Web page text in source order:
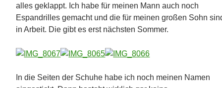
alles geklappt. Ich habe für meinen Mann auch noch
Espandrilles gemacht und die für meinen großen Sohn
in Arbeit. Die gibt es erst nächsten Sommer.
In die Seiten der Schuhe habe ich noch meinen Namen